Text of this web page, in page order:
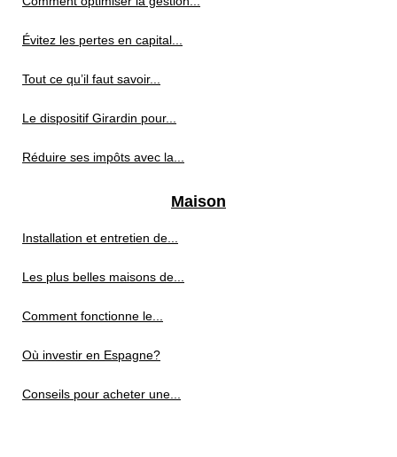
Évitez les pertes en capital...
Tout ce qu’il faut savoir...
Le dispositif Girardin pour...
Réduire ses impôts avec la...
Maison
Installation et entretien de...
Les plus belles maisons de...
Comment fonctionne le...
Où investir en Espagne?
Conseils pour acheter une...